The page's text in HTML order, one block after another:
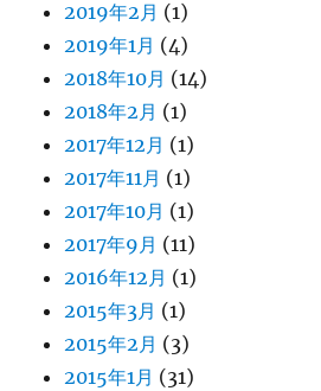
2019年2月 (1)
2019年1月 (4)
2018年10月 (14)
2018年2月 (1)
2017年12月 (1)
2017年11月 (1)
2017年10月 (1)
2017年9月 (11)
2016年12月 (1)
2015年3月 (1)
2015年2月 (3)
2015年1月 (31)